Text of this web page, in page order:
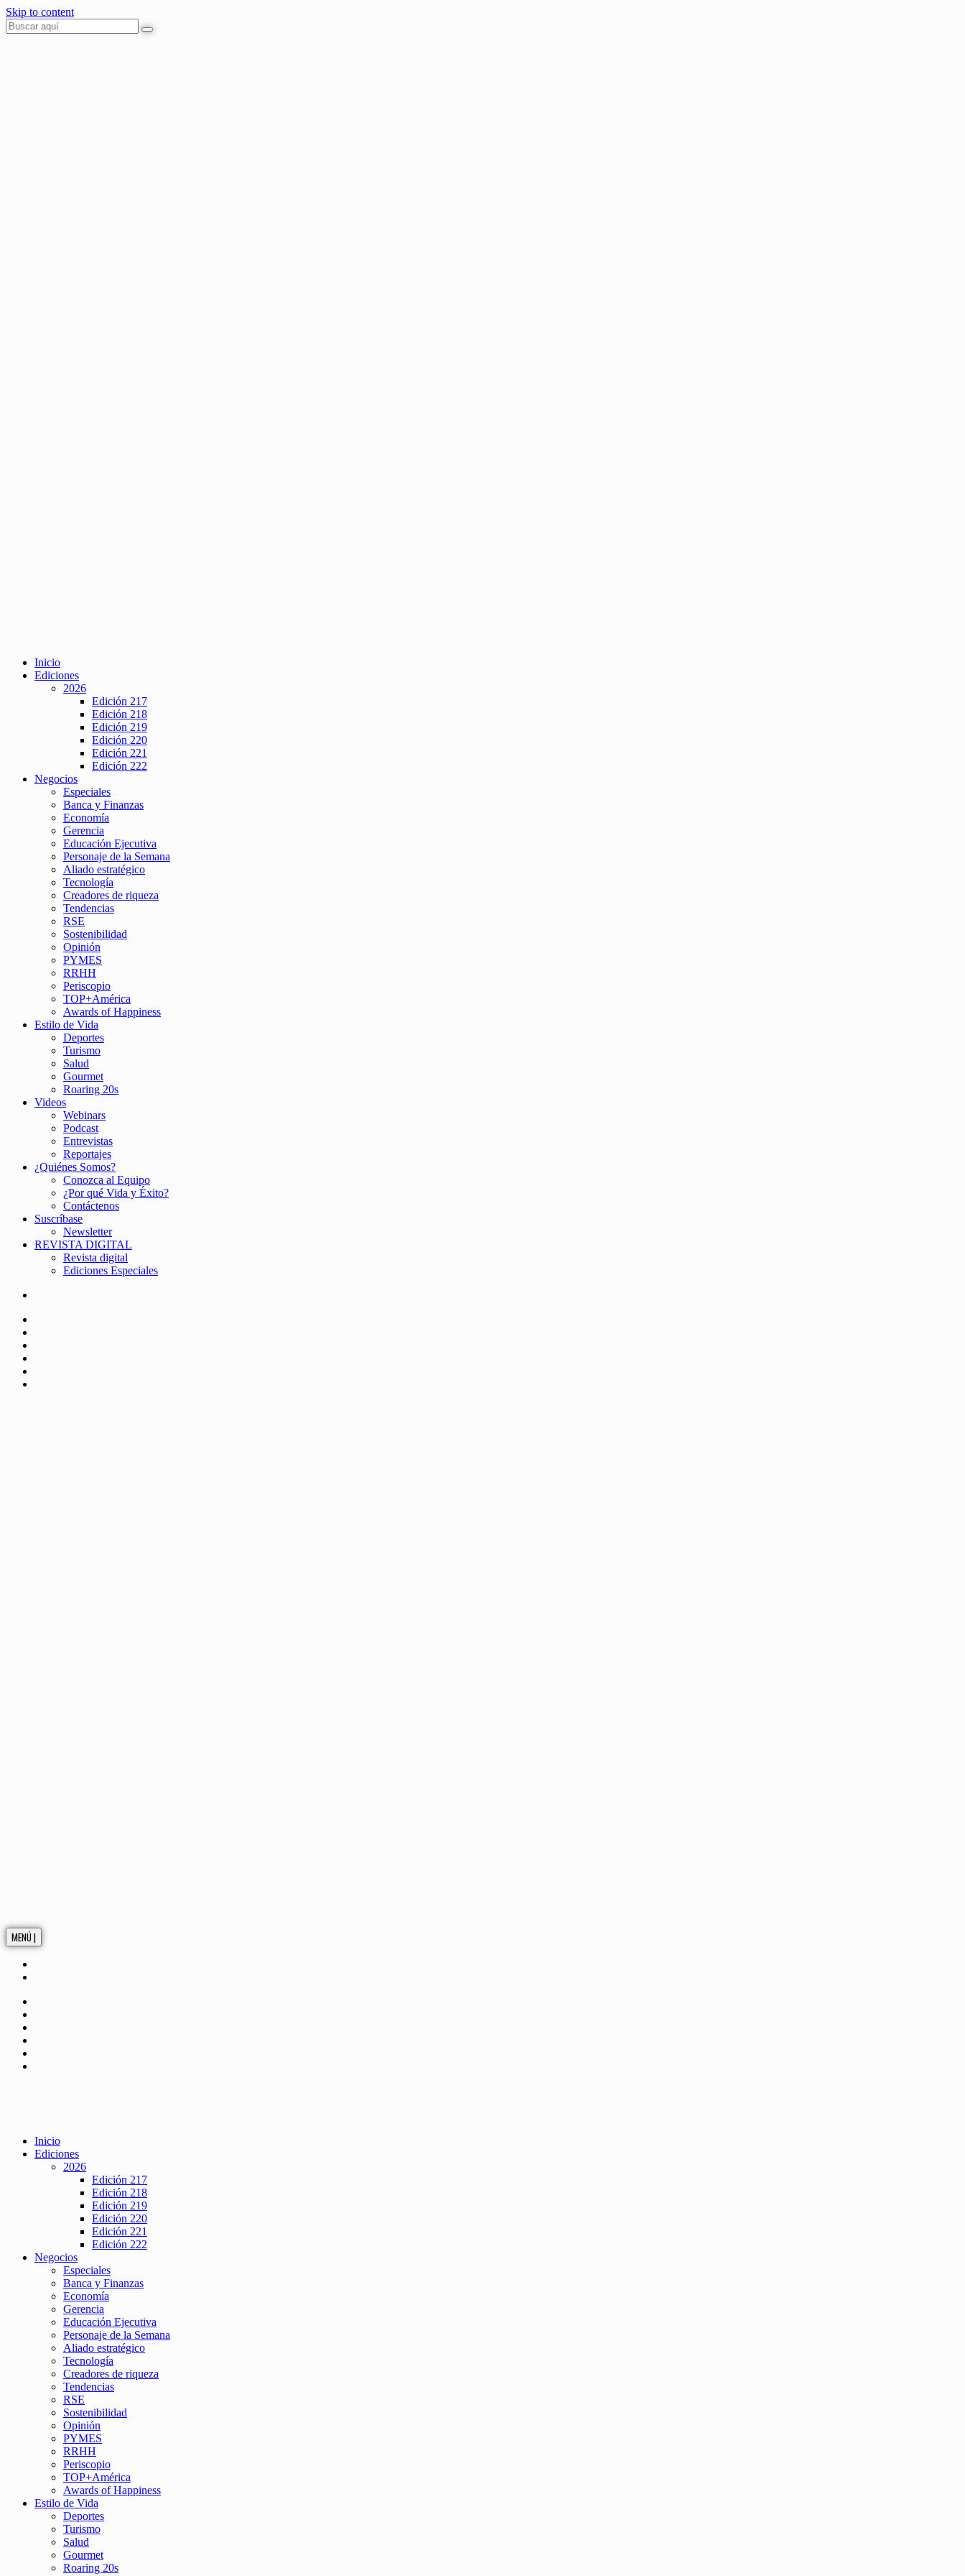
Skip to content
Inicio
Ediciones
2026
Edición 217
Edición 218
Edición 219
Edición 220
Edición 221
Edición 222
Negocios
Especiales
Banca y Finanzas
Economía
Gerencia
Educación Ejecutiva
Personaje de la Semana
Aliado estratégico
Tecnología
Creadores de riqueza
Tendencias
RSE
Sostenibilidad
Opinión
PYMES
RRHH
Periscopio
TOP+América
Awards of Happiness
Estilo de Vida
Deportes
Turismo
Salud
Gourmet
Roaring 20s
Videos
Webinars
Podcast
Entrevistas
Reportajes
¿Quiénes Somos?
Conozca al Equipo
¿Por qué Vida y Éxito?
Contáctenos
Suscríbase
Newsletter
REVISTA DIGITAL
Revista digital
Ediciones Especiales
MENÚ |
Inicio
Ediciones
2026
Edición 217
Edición 218
Edición 219
Edición 220
Edición 221
Edición 222
Negocios
Especiales
Banca y Finanzas
Economía
Gerencia
Educación Ejecutiva
Personaje de la Semana
Aliado estratégico
Tecnología
Creadores de riqueza
Tendencias
RSE
Sostenibilidad
Opinión
PYMES
RRHH
Periscopio
TOP+América
Awards of Happiness
Estilo de Vida
Deportes
Turismo
Salud
Gourmet
Roaring 20s